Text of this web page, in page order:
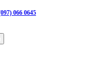
066 0645